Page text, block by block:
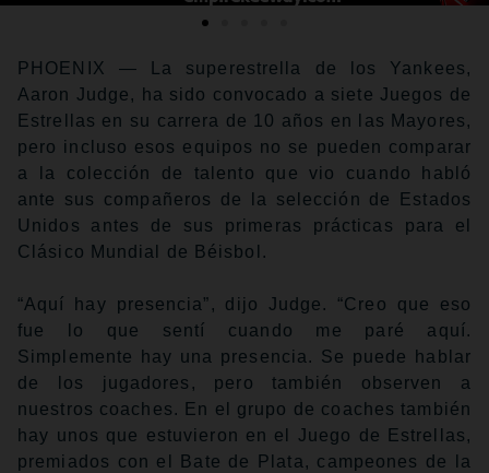
PHOENIX — La superestrella de los Yankees,
Aaron Judge, ha sido convocado a siete Juegos de
Estrellas en su carrera de 10 años en las Mayores,
pero incluso esos equipos no se pueden comparar
a la colección de talento que vio cuando habló
ante sus compañeros de la selección de Estados
Unidos antes de sus primeras prácticas para el
Clásico Mundial de Béisbol.
“Aquí hay presencia”, dijo Judge. “Creo que eso
fue lo que sentí cuando me paré aquí.
Simplemente hay una presencia. Se puede hablar
de los jugadores, pero también observen a
nuestros coaches. En el grupo de coaches también
hay unos que estuvieron en el Juego de Estrellas,
premiados con el Bate de Plata, campeones de la